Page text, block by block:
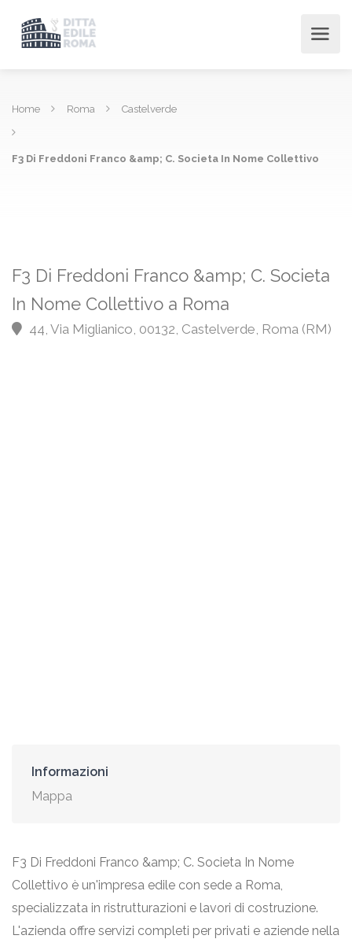
Home Roma Castelverde
F3 Di Freddoni Franco &amp; C. Societa In Nome Collettivo
F3 Di Freddoni Franco &amp; C. Societa
In Nome Collettivo a Roma
44, Via Miglianico, 00132, Castelverde, Roma (RM)
Informazioni
Mappa
F3 Di Freddoni Franco &amp; C. Societa In Nome
Collettivo è un'impresa edile con sede a Roma,
specializzata in ristrutturazioni e lavori di costruzione.
L'azienda offre servizi completi per privati e aziende nella